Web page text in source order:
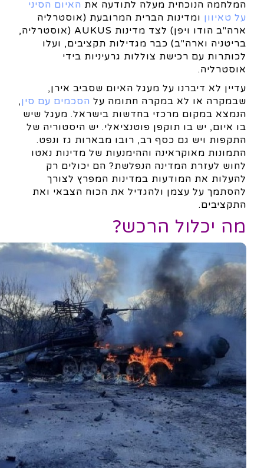
המלחמה הנוכחית מעלה לתודעה את האיום הסיני
על טאיוון ומדינות הברית המרובעת (אוסטרליה
ארה"ב הודו ויפן) לצד מדינות AUKUS (אוסטרליה,
בריטניה וארה"ב) כבר מגדילות תקציבים, ועלו
לכותרות עם רכישת צוללות גרעיניות בידי
אוסטרליה.
עדיין לא דיברנו על מעגל האיום שסביב אירן,
שבמקרה או לא במקרה חתומה על הסכמים עם סין,
הנמצא במקום מרכזי בחדשות בישראל. מעגל שיש
בו איום, יש בו תוקפן פוטנציאלי. יש היסטוריה של
התקפות ויש גם כסף רב, רובו מבארות גז ונפט.
התמונות מאוקראינה וההימנעות של מדינות נאטו
לחוש לעזרת המדינה הנפלשת? הם יכולים רק
להעלות את המודעות במדינות המפרץ לצורך
להסתמך על עצמן ולהגדיל את הכוח הצבאי ואת
התקציבים.
מה יכלול הרכש?